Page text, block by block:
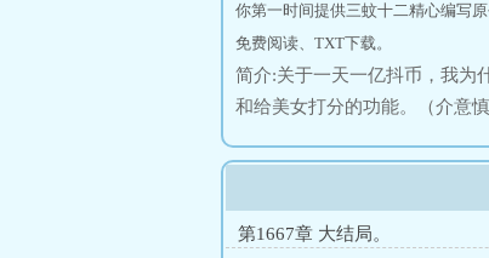
你第一时间提供三蚊十二精心编写
免费阅读、TXT下载。
简介:关于一天一亿抖币，我为
和给美女打分的功能。（介意
绑定，每天都可以获得一亿抖
垃圾系统，但是随着时间推移
材慢慢开始了他的蜕变之旅…
第1667章 大结局。